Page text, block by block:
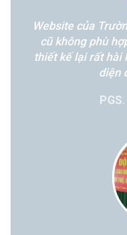
Website của
cũ không phù
thiết kế lại rất hài
diện